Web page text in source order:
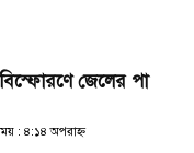
বিস্ফোরণে জেলের পা
: ৪:১৪ অপরাহ্ণ